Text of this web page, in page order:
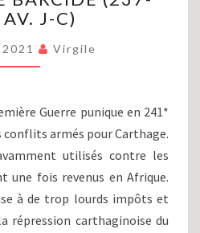
IX)
L’IBÉRIE
BARCIDE
221
AV.
J-
C)
J-C)
Virgile
Guerre punique en 241*
conflits armés pour Carthage.
utilisés contre les
une fois revenus en Afrique.
à de trop lourds impôts et
répression carthaginoise du